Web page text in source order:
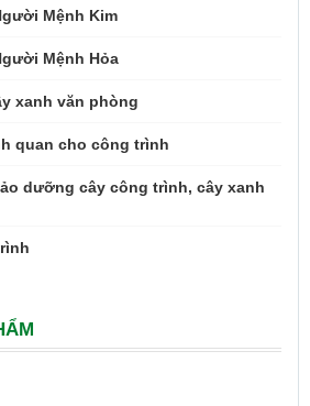
Mệnh Kim
Mệnh Hỏa
xanh văn phòng
quan cho công trình
dưỡng cây công trình, cây xanh